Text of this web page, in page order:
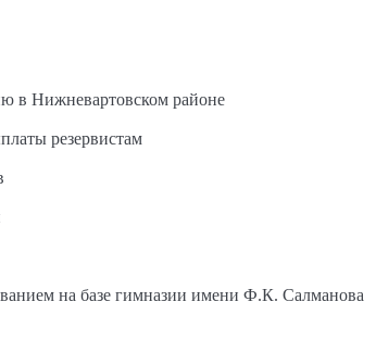
в Нижневартовском районе
резервистам
на базе гимназии имени Ф.К. Салманова